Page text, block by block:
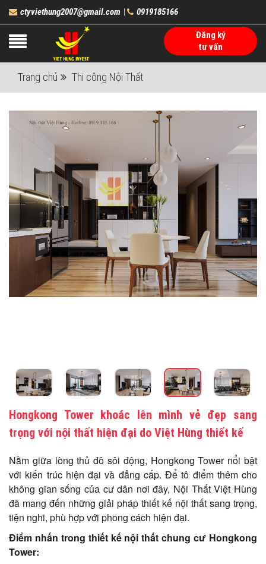
ctyviethung2007@gmail.com 0919185166
Đăng ký
tư vấn
Trang chủ Thi công Nội Thất
Hongkong Tower khoác lên mình vẻ đẹp sang
trọng với nội thất hiện đại do Việt Hùng thiết kế
Nằm giữa lòng thủ đô sôi động, Hongkong Tower nổi bật
với kiến trúc hiện đại và đẳng cấp. Để tô điểm thêm cho
không gian sống của cư dân nơi đây, Nội Thất Việt Hùng
đã mang đến những giải pháp thiết kế nội thất sang trọng,
tiện nghi, phù hợp với phong cách hiện đại.
Điểm nhấn trong thiết kế nội thất chung cư Hongkong
Tower: